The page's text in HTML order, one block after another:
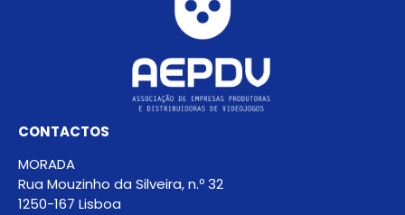
CONTACTOS
MORADA
Rua Mouzinho da Silveira, n.º 32
1250-167 Lisboa